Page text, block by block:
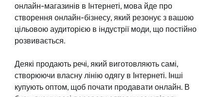
онлайн-магазинів в Інтернеті, мова йде про
створення онлайн-бізнесу, який резонує з вашою
цільовою аудиторією в індустрії моди, що постійно
розвивається.
Деякі продають речі, який виготовляють самі,
створюючи власну лінію одягу в Інтернеті. Інші
купують оптом, щоб почати продавати онлайн. В